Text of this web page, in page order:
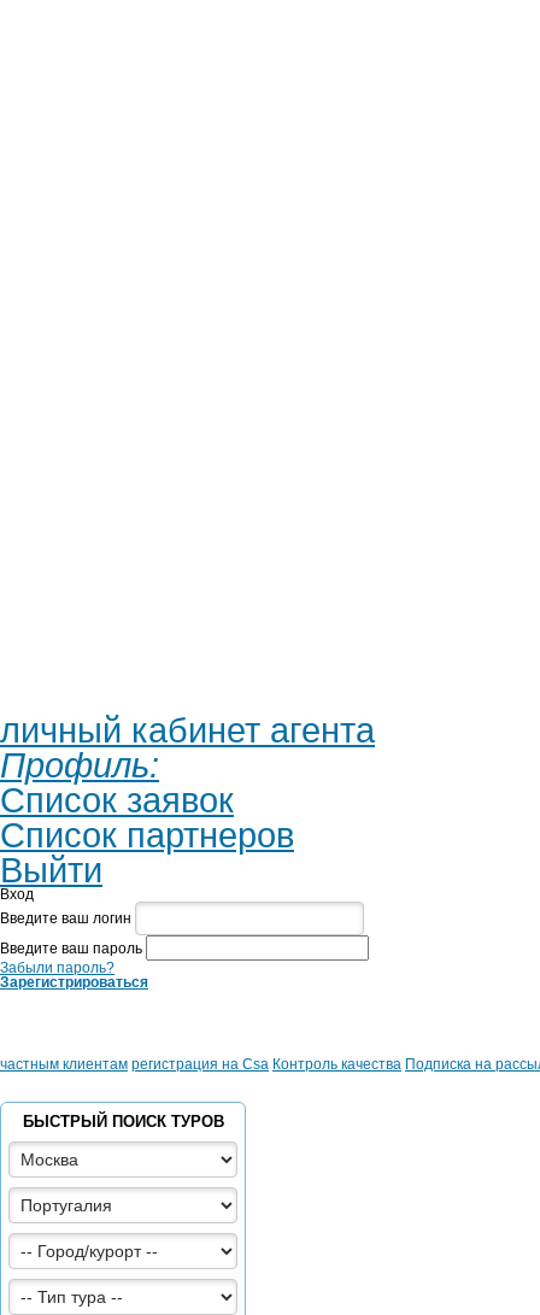
личный кабинет агента
Профиль:
Список заявок
Список партнеров
Выйти
Вход
Введите ваш логин
Введите ваш пароль
Забыли пароль?
Зарегистрироваться
частным клиентам регистрация на Csa Контроль качества Подписка на
БЫСТРЫЙ ПОИСК ТУРОВ